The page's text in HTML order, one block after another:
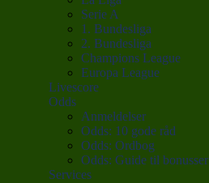
Serie A
1. Bundesliga
2. Bundesliga
Champions League
Europa League
Livescore
Odds
Anmeldelser
Odds: 10 gode råd
Odds: Ordbog
Odds: Guide til bonusser
Services